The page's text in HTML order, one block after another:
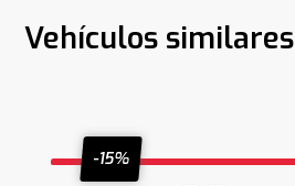
Vehículos similares
-15%